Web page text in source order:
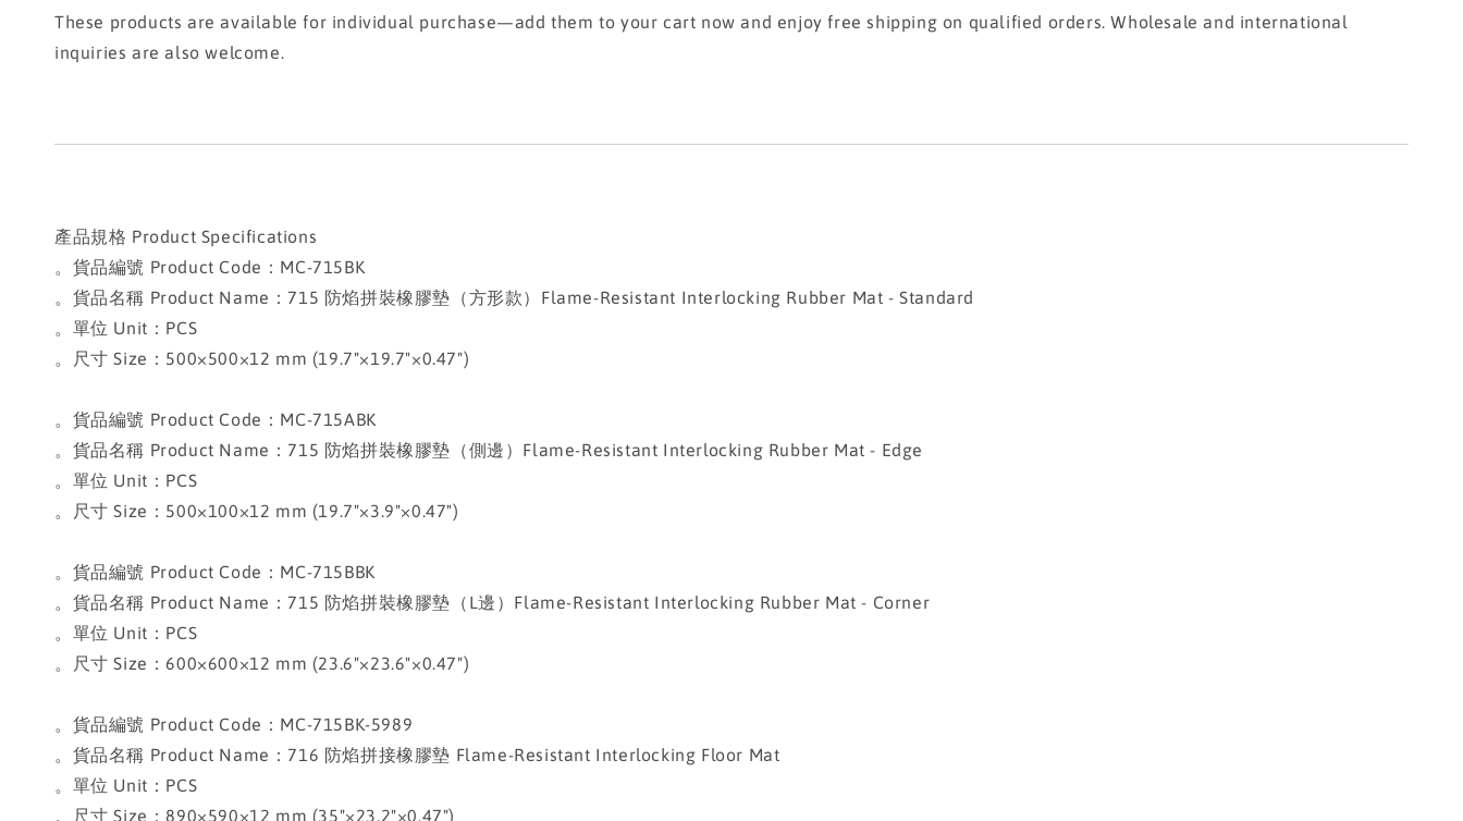
These products are available for individual purchase—add them to your cart now and enjoy free shipping on qualified orders. Wholesale and international
inquiries are also welcome.
產品規格 Product Specifications
。貨品編號 Product Code：MC-715BK
。貨品名稱 Product Name：715 防焰拼裝橡膠墊（方形款）Flame-Resistant Interlocking Rubber Mat - Standard
。單位 Unit：PCS
。尺寸 Size：500×500×12 mm (19.7"×19.7"×0.47")
。貨品編號 Product Code：MC-715ABK
。貨品名稱 Product Name：715 防焰拼裝橡膠墊（側邊）Flame-Resistant Interlocking Rubber Mat - Edge
。單位 Unit：PCS
。尺寸 Size：500×100×12 mm (19.7"×3.9"×0.47")
。貨品編號 Product Code：MC-715BBK
。貨品名稱 Product Name：715 防焰拼裝橡膠墊（L邊）Flame-Resistant Interlocking Rubber Mat - Corner
。單位 Unit：PCS
。尺寸 Size：600×600×12 mm (23.6"×23.6"×0.47")
。貨品編號 Product Code：MC-715BK-5989
。貨品名稱 Product Name：716 防焰拼接橡膠墊 Flame-Resistant Interlocking Floor Mat
。單位 Unit：PCS
。尺寸 Size：890×590×12 mm (35"×23.2"×0.47")